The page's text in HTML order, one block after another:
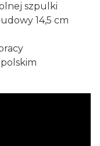
szpulki
14,5 cm